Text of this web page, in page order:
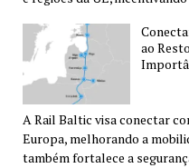
ao
A Rail Baltic visa conectar
Europa, melhorando a
também fortalece a